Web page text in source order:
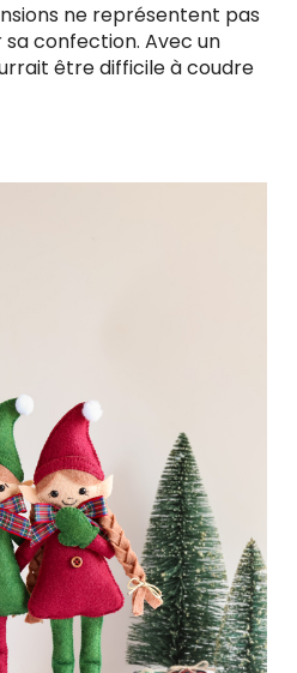
ne représentent pas
confection. Avec un
être difficile à coudre